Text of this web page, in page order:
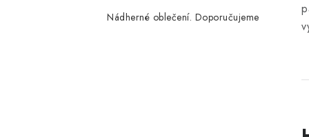
Nádherné oblečení. Doporučujeme